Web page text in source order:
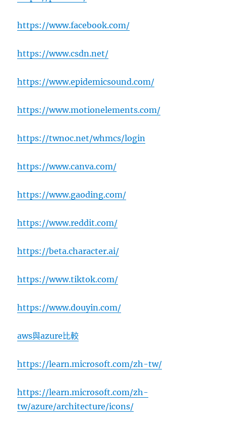
https://www.facebook.com/
https://www.csdn.net/
https://www.epidemicsound.com/
https://www.motionelements.com/
https://twnoc.net/whmcs/login
https://www.canva.com/
https://www.gaoding.com/
https://www.reddit.com/
https://beta.character.ai/
https://www.tiktok.com/
https://www.douyin.com/
aws與azure比較
https://learn.microsoft.com/zh-tw/
https://learn.microsoft.com/zh-
tw/azure/architecture/icons/